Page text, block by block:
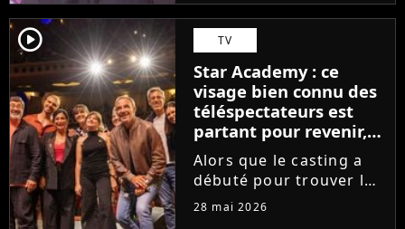
son tout premier single.
Avec Garçon solide, le
chanteur livre une
facette plus fragile de
sa personnalité....
player2 TV
Star Academy : ce
visage bien connu des
téléspectateurs est
partant pour revenir,
sauf que la place est
déjà prise
Alors que le casting a
débuté pour trouver les
prochains Pierre
28 mai 2026